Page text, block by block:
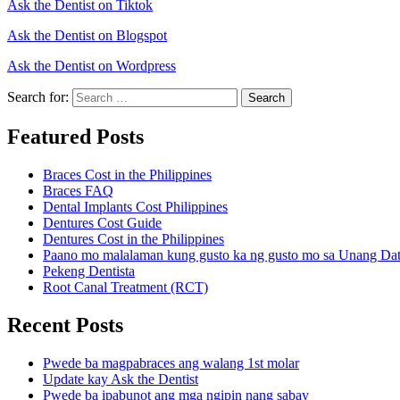
Ask the Dentist on Tiktok
Ask the Dentist on Blogspot
Ask the Dentist on Wordpress
Search for: Search
Featured Posts
Braces Cost in the Philippines
Braces FAQ
Dental Implants Cost Philippines
Dentures Cost Guide
Dentures Cost in the Philippines
Paano mo malalaman kung gusto ka ng gusto mo sa Unang
Pekeng Dentista
Root Canal Treatment (RCT)
Recent Posts
Pwede ba magpabraces ang walang 1st molar
Update kay Ask the Dentist
Pwede ba ipabunot ang mga ngipin nang sabay